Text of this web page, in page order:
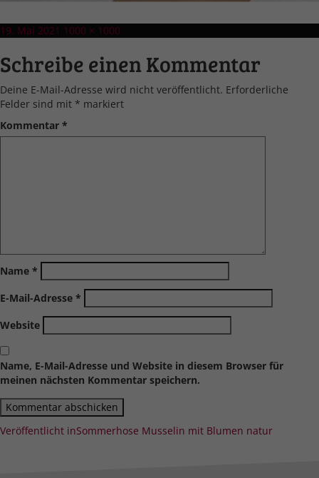
Veröffentlicht
19. Mai 2021 Volle
1000 × 1000
Schreibe einen Kommentar
Deine E-Mail-Adresse wird nicht veröffentlicht. Erforderliche
Felder sind mit * markiert
Kommentar *
Name *
E-Mail-Adresse *
Website
Name, E-Mail-Adresse und Website in diesem Browser für
meinen nächsten Kommentar speichern.
Beitragsnavigation
Veröffentlicht inSommerhose Musselin mit Blumen natur